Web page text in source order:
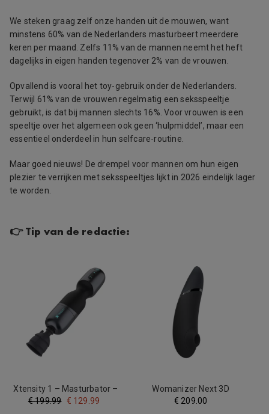
We steken graag zelf onze handen uit de mouwen, want
minstens 60% van de Nederlanders masturbeert meerdere
keren per maand. Zelfs 11% van de mannen neemt het heft
dagelijks in eigen handen tegenover 2% van de vrouwen.
Opvallend is vooral het toy-gebruik onder de Nederlanders.
Terwijl 61% van de vrouwen regelmatig een seksspeeltje
gebruikt, is dat bij mannen slechts 16%. Voor vrouwen is een
speeltje over het algemeen ook geen ‘hulpmiddel’, maar een
essentieel onderdeel in hun selfcare-routine.
Maar goed nieuws! De drempel voor mannen om hun eigen
plezier te verrijken met seksspeeltjes lijkt in 2026 eindelijk lager
te worden.
👉 Tip van de redactie:
Xtensity 1 – Masturbator –
Zwart
€ 199.99 € 129.99
Womanizer Next 3D
Pleasure - Zwart
€ 209.00